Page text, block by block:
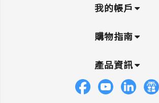
我的帳戶
購物指南
產品資訊